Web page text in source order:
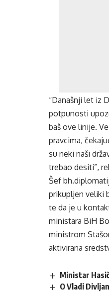
“Današnji let iz
potpunosti
baš ove linije.
pravcima,
su neki naši
trebao desiti”,
Šef
prikupljen veliki
te da je u
ministara BiH
ministrom
aktivirana
Ministar
O Vladi